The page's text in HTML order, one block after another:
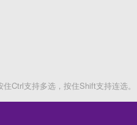
住Ctrl支持多选，按住Shift支持连选